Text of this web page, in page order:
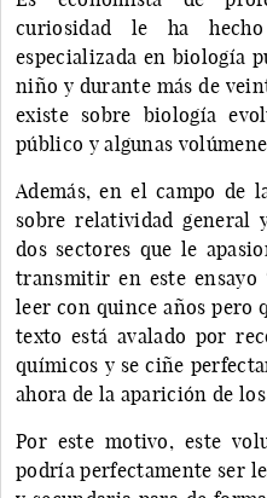
curiosidad le ha
especializada en biología
niño y durante más de
existe sobre biología
público y algunas
Además, en el campo de
sobre relatividad general
dos sectores que le
transmitir en este ensayo
leer con quince años pero
texto está avalado por
químicos y se ciñe
ahora de la aparición de
Por este motivo, este
podría perfectamente ser